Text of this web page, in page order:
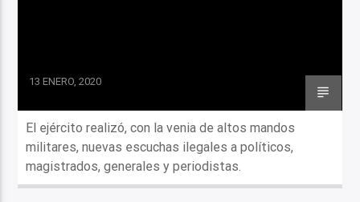
13 ENERO, 2020
El ejército realizó, con la venia de altos mandos
militares, nuevas escuchas ilegales a políticos,
magistrados, generales y periodistas.